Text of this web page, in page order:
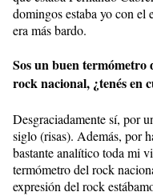
domingos estaba yo con el
era más bardo.
Sos un buen termómetro
rock nacional, ¿tenés en
Desgraciadamente sí, por
siglo (risas). Además, por
bastante analítico toda mi
termómetro del rock
expresión del rock